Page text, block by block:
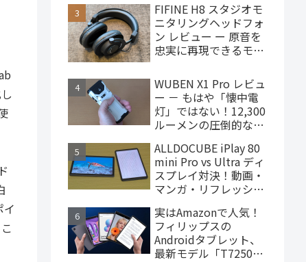
ゲーミングタブレット
FIFINE H8 スタジオモ
ニタリングヘッドフォ
ン レビュー ー 原音を
忠実に再現できるモニ
4,000円台で購入でき
ます
WUBEN X1 Pro レビュ
ー － もはや「懐中電
灯」ではない！12,300
ルーメンの圧倒的な輝
LEDライト
ALLDOCUBE iPlay 80
mini Pro vs Ultra ディ
スプレイ対決！動画・
マンガ・リフレッシュ
実はAmazonで人気！
フィリップスの
Androidタブレット、
最新モデル「T7250」